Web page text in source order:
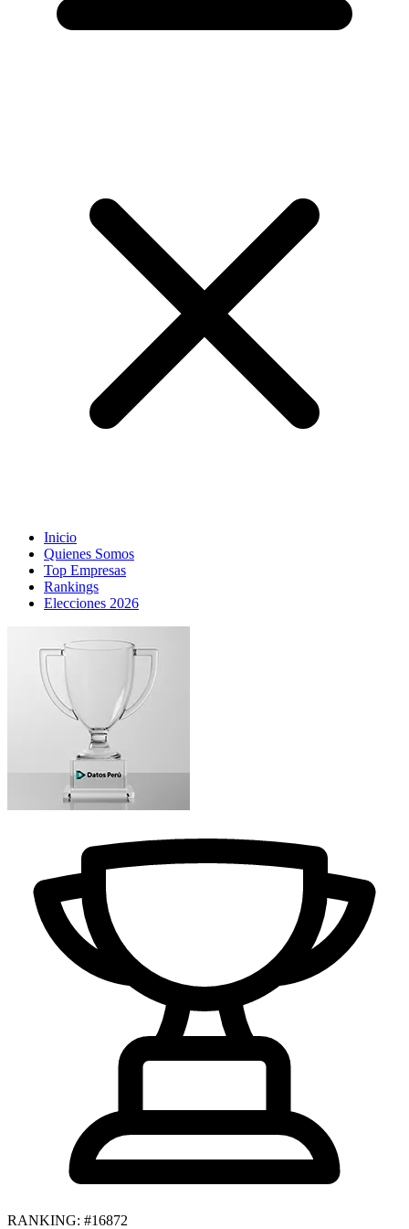
Inicio
Quienes Somos
Top Empresas
Rankings
Elecciones 2026
RANKING: #16872